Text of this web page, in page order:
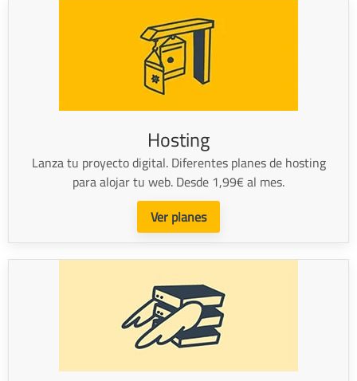
Hosting
Lanza tu proyecto digital. Diferentes planes de hosting
para alojar tu web. Desde 1,99€ al mes.
Ver planes